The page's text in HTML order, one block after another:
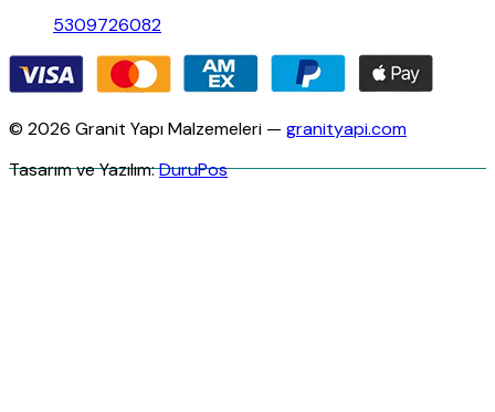
5309726082
© 2026 Granit Yapı Malzemeleri — granityapi.com
Tasarım ve Yazılım:DuruPos